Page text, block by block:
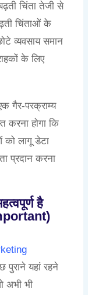
चिंता तेजी से
चिंताओं के
व्यवसाय समान
के लिए
गैर-परक्राम्य
करना होगा कि
को लागू डेटा
प्रदान करना
है
पुराने यहां रहने
अभी भी